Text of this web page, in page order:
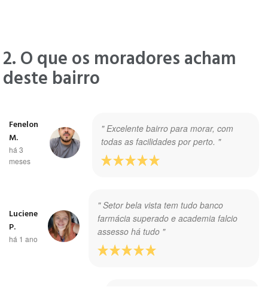
2. O que os moradores acham
deste bairro
" Excelente bairro para morar, com
todas as facilidades por perto. "
Fenelon
M.
há 3
meses
" Setor bela vista tem tudo banco
farmácia superado e academia falcio
assesso há tudo "
Luciene
P.
há 1 ano